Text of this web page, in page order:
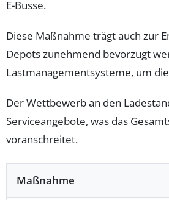
E-Busse.
Diese Maßnahme trägt auch zur
Depots zunehmend bevorzugt
Lastmanagementsysteme, um
Der Wettbewerb an den
Serviceangebote, was das
voranschreitet.
Maßnahme